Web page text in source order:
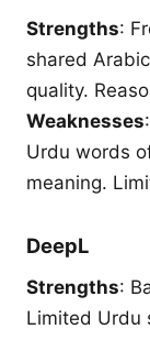
Strengths:
shared
quality.
Weaknesses
Urdu words
meaning.
DeepL
Strengths:
Limited Urdu